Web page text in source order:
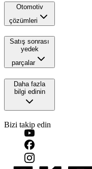
Otomotiv
çözümleri
Satış sonrası
yedek
parçalar
Daha fazla
bilgi edinin
Bizi takip edin